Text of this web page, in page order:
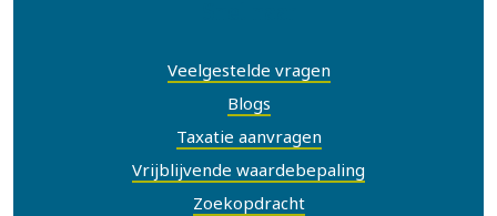
Veelgestelde vragen
Blogs
Taxatie aanvragen
Vrijblijvende waardebepaling
Zoekopdracht